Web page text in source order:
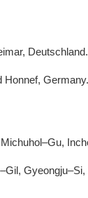
Deutschland.
Honnef, Germany.